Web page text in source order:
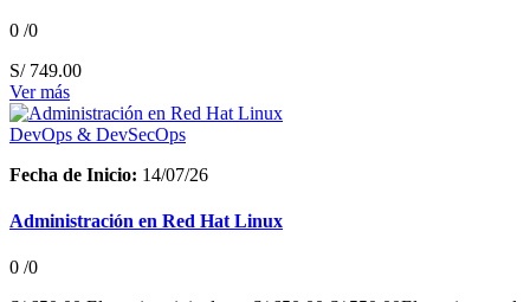
0 /0
S/749.00
Ver más
DevOps & DevSecOps
Fecha de Inicio: 14/07/26
Administración en Red Hat Linux
0 /0